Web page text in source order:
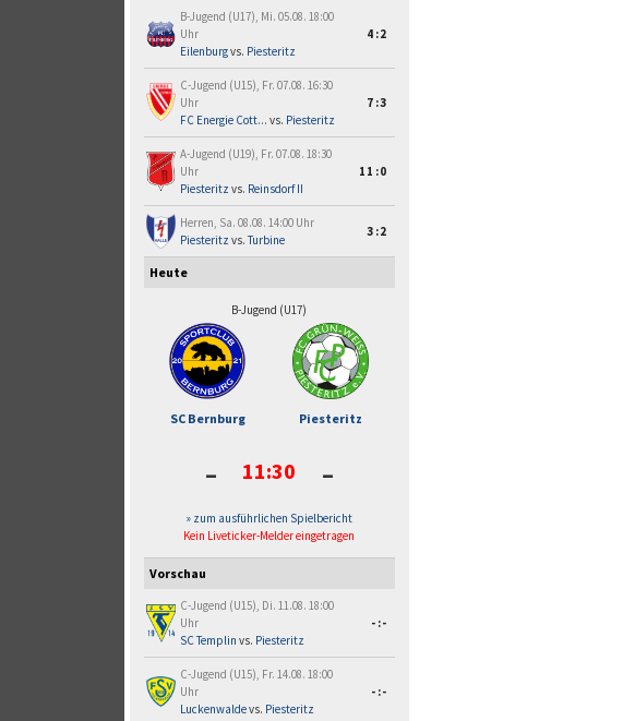
B-Jugend (U17), Mi. 05.08. 18:00
Uhr
Eilenburgvs. Piesteritz
4:2
C-Jugend (U15), Fr. 07.08. 16:30
Uhr
FC Energie Cott... vs. Piesteritz
7:3
A-Jugend (U19), Fr. 07.08. 18:30
Uhr
Piesteritz vs. Reinsdorf II
11:0
Herren, Sa. 08.08. 14:00 Uhr
Piesteritz vs.Turbine
3:2
Heute
B-Jugend (U17)
SC Bernburg Piesteritz
- 11:30 -
» zum ausführlichen Spielbericht
Kein Liveticker-Melder eingetragen
Vorschau
C-Jugend (U15), Di. 11.08. 18:00
Uhr
SC Templin vs. Piesteritz
-:-
C-Jugend (U15), Fr. 14.08. 18:00
Uhr
Luckenwaldevs. Piesteritz
-:-